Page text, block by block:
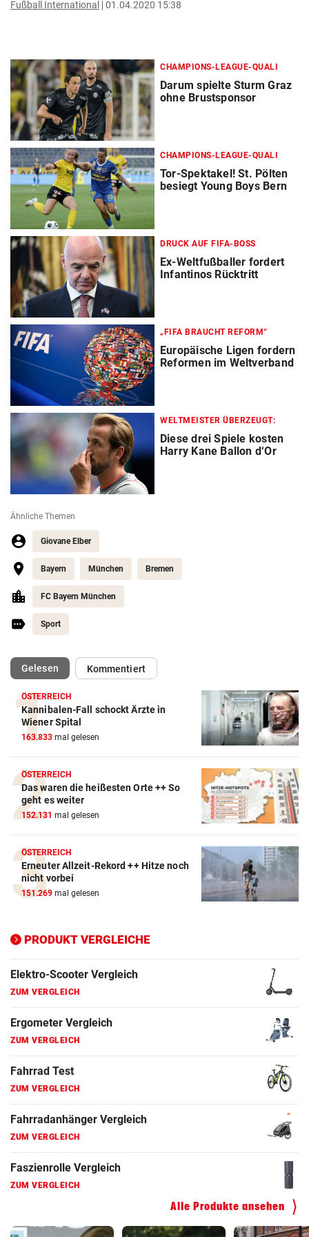
Fußball International 01.04.2020 15:38
CHAMPIONS-LEAGUE-QUALI
Darum spielte Sturm Graz
ohne Brustsponsor
CHAMPIONS-LEAGUE-QUALI
Tor-Spektakel! St. Pölten
besiegt Young Boys Bern
DRUCK AUF FIFA-BOSS
Ex-Weltfußballer fordert
Infantinos Rücktritt
„FIFA BRAUCHT REFORM“
Europäische Ligen fordern
Reformen im Weltverband
WELTMEISTER ÜBERZEUGT:
Diese drei Spiele kosten
Harry Kane Ballon d‘Or
Ähnliche Themen
Giovane Elber
Bayern München Bremen
FC Bayern München
Sport
Gelesen(ausgewählt)Kommentiert
ÖSTERREICH
Kannibalen-Fall schockt Ärzte in
Wiener Spital
163.833 mal gelesen
ÖSTERREICH
Das waren die heißesten Orte ++ So
geht es weiter
152.131 mal gelesen
ÖSTERREICH
Erneuter Allzeit-Rekord ++ Hitze noch
nicht vorbei
151.269 mal gelesen
PRODUKT VERGLEICHE
Action-Cam Vergleich
ZUM VERGLEICH
Crosstrainer Vergleich
ZUM VERGLEICH
E-Bike Vergleich
ZUM VERGLEICH
Elektro-Scooter Vergleich
ZUM VERGLEICH
ZUM VERGLEICH
ZUM VERGLEICH
ZUM VERGLEICH
ZUM VERGLEICH
ZUM VERGLEICH
ZUM VERGLEICH
Alle Produkte ansehen